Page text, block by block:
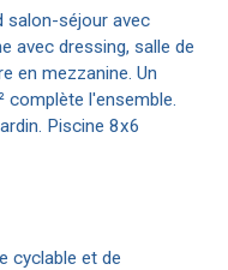
salon-séjour avec
avec dressing, salle de
en mezzanine. Un
complète l'ensemble.
Piscine 8x6
cyclable et de